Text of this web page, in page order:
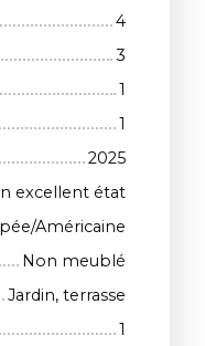
4
3
1
1
2025
excellent état
Américaine
Non meublé
Jardin, terrasse
1